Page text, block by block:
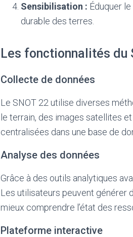
Sensibilisation : Éduquer
durable des terres.
Les fonctionnalités du
Collecte de données
Le SNOT 22 utilise diverses
le terrain, des images satellites
centralisées dans une base de
Analyse des données
Grâce à des outils analytiques
Les utilisateurs peuvent générer
mieux comprendre l’état des
Plateforme interactive